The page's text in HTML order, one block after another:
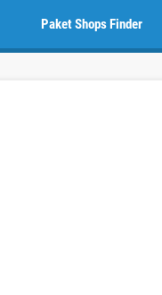
Paket Shops Finder